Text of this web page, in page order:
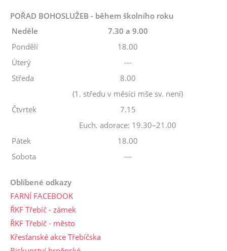
POŘAD BOHOSLUŽEB - během školního roku
Neděle
7.30 a 9.00
Pondělí
18.00
Úterý
---
Středa
8.00
(1. středu v měsíci mše sv. není)
Čtvrtek
7.15
Euch. adorace: 19.30–21.00
Pátek
18.00
Sobota
---
Oblíbené odkazy
FARNÍ FACEBOOK
ŘKF Třebíč - zámek
ŘKF Třebíč - město
Křesťanské akce Třebíčska